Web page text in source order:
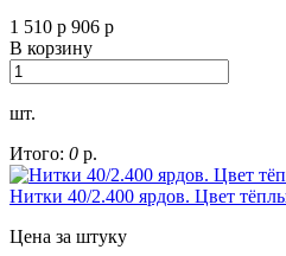
1 510 р 906 р
В корзину
шт.
Итого: 0 р.
Нитки 40/2.400 ярдов. Цвет
Цена за штуку